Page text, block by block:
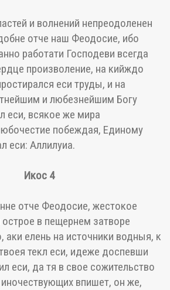
и волнений непреодоленен
отче наш Феодосие, ибо
работати Господеви всегда
произволение, на кийждо
еси труды, и на
и любезнейшим Богу
еси, всякое же мира
побеждая, Единому
еси: Аллилуиа.
Икос 4
отче Феодосие, жестокое
острое в пещернем затворе
аки елень на источники водныя, к
текл еси, идеже доспевши
еси, да тя в свое сожительство
впишет, он же,